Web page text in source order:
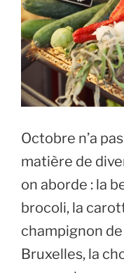
Octobre n’a
matière de
on aborde : la
brocoli, la
champignon
Bruxelles, la